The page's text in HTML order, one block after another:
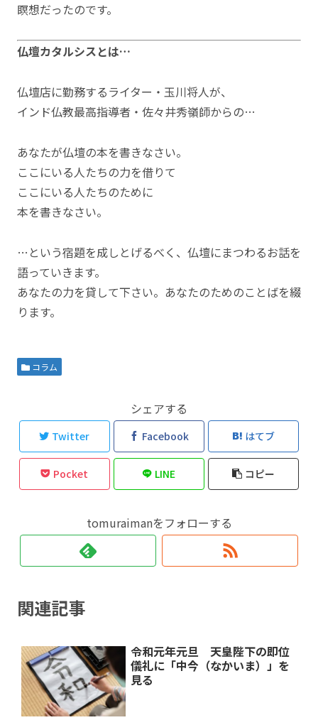
瞑想だったのです。
仏壇カタルシスとは…
仏壇店に勤務するライター・玉川将人が、
インド仏教最高指導者・佐々井秀嶺師からの…
あなたが仏壇の本を書きなさい。
ここにいる人たちの力を借りて
ここにいる人たちのために
本を書きなさい。
…という宿題を成しとげるべく、仏壇にまつわるお話を
語っていきます。
あなたの力を貸して下さい。あなたのためのことばを綴
ります。
コラム
シェアする
Twitter Facebook はてブ
Pocket LINE コピー
tomuraimanをフォローする
関連記事
令和元年元旦 天皇陛下の即位
儀礼に「中今（なかいま）」を
見る